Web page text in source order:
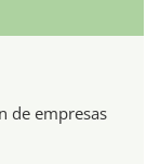
de empresas